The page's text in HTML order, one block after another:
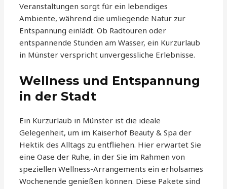
Veranstaltungen sorgt für ein lebendiges
Ambiente, während die umliegende Natur zur
Entspannung einlädt. Ob Radtouren oder
entspannende Stunden am Wasser, ein Kurzurlaub
in Münster verspricht unvergessliche Erlebnisse.
Wellness und Entspannung
in der Stadt
Ein Kurzurlaub in Münster ist die ideale
Gelegenheit, um im Kaiserhof Beauty & Spa der
Hektik des Alltags zu entfliehen. Hier erwartet Sie
eine Oase der Ruhe, in der Sie im Rahmen von
speziellen Wellness-Arrangements ein erholsames
Wochenende genießen können. Diese Pakete sind